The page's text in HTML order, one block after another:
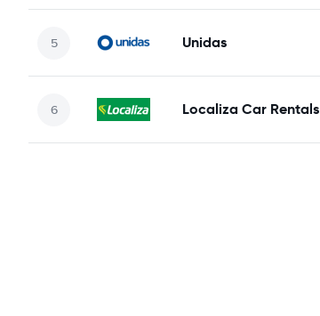
Unidas
Localiza Car Rentals